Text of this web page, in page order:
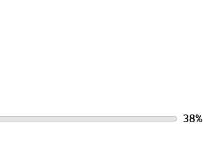
gespen. Past op elke 38%